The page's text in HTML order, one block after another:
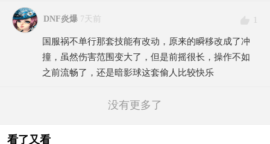
DNF炎爆 7天前 1
国服祸不单行那套技能有改动，原来的瞬移改成了冲
撞，虽然伤害范围变大了，但是前摇很长，操作不如
之前流畅了，还是暗影球这套偷人比较快乐
没有更多了
看了又看